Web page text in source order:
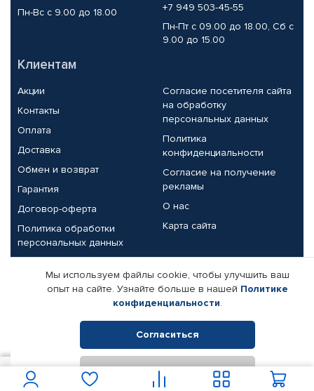
Пн-Вс с 9.00 до 18.00
+7 949 503-45-55
Пн-Пт с 09.00 до 18.00, Сб с
9.00 до 15.00
Клиентам
Акции
Контакты
Оплата
Доставка
Обмен и возврат
Гарантия
Договор-оферта
Политика обработки
персональных данных
Согласие посетителя сайта
на обработку
персональных данных
Политика
конфиденциальности
Согласие на получение
рекламы
О нас
Карта сайта
Партнерам
Корпоративным клиентам
Поставщикам
Реквизиты компании
© КАМАЗ ЦЕНТР ДОНЕЦК, 2015-2026. Все права защищены.
Интернет-магазин автомобильных товаров Автопрофи.
Мы используем файлы cookie, чтобы улучшить ваш
опыт на сайте. Узнайте больше в нашей Политике
конфиденциальности.
Согласиться
Отклонить
В корзину